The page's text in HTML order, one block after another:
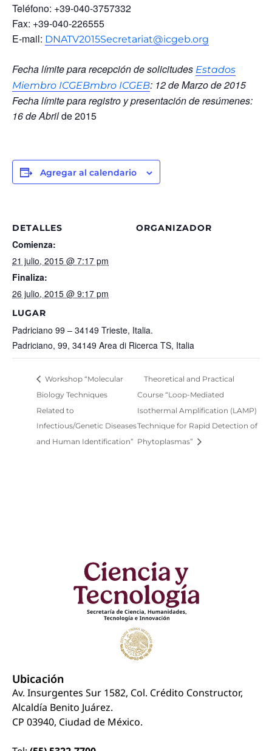
Teléfono: +39-040-3757332
Fax: +39-040-226555
E-mail: DNATV2015Secretariat@icgeb.org
Fecha límite para recepción de solicitudes Estados
Miembro ICGEBmbro ICGEB: 12 de Marzo de 2015
Fecha límite para registro y presentación de resúmenes:
16 de Abrilde 2015
Agregar al calendario
DETALLES
Comienza:
21 julio, 2015 @ 7:17 pm
Finaliza:
26 julio, 2015 @ 9:17 pm
LUGAR
Padriciano 99 – 34149 Trieste, Italia.
Padriciano, 99, 34149 Area di Ricerca TS, Italia
ORGANIZADOR
Workshop “Molecular
Biology Techniques
Related to
Infectious/Genetic Diseases
and Human Identification”
Theoretical and Practical
Course “Loop-Mediated
Isothermal Amplification (LAMP)
Technique for Rapid Detection of
Phytoplasmas”
Ubicación
Av. Insurgentes Sur 1582, Col. Crédito Constructor,
Alcaldía Benito Juárez.
CP 03940, Ciudad de México.